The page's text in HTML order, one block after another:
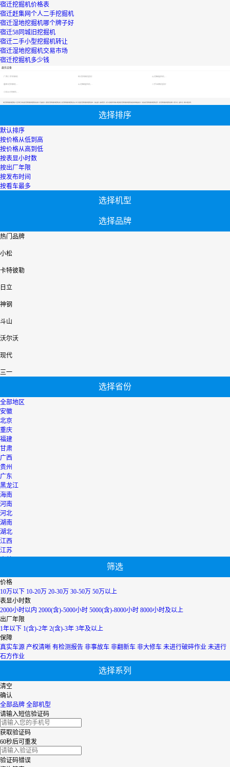
宿迁挖掘机价格表
宿迁赶集网个人二手挖掘机
宿迁湿地挖掘机哪个牌子好
宿迁58同城旧挖掘机
宿迁二手小型挖掘机转让
宿迁湿地挖掘机交易市场
宿迁挖掘机多少钱
最优设备
广西二手挖掘机 轮式挖掘机报价
二手压路机报价
【宿迁湿地挖掘机哪里便宜】专区为您汇总有关宿迁湿地挖掘机哪里便宜有关的二手设备信息，提供宿迁湿地挖掘机哪里便宜转让,宿迁湿地挖掘机哪里便宜买卖,市场,包括宿迁湿地挖掘机哪里便宜报价，热卖品牌，热卖地区等；还可以直接看到为您精心挑选的宿迁湿地挖掘机哪里便宜相关的机械设备信息，包括其宿迁湿地挖掘机哪里便宜型号、宿迁湿地挖掘机哪里便宜参数、机型介绍、品牌介绍、新机价格信息等；
选择排序
默认排序
按价格从低到高
按价格从高到低
按表显小时数
按出厂年限
按发布时间
按看车最多
选择机型
选择品牌
热门品牌
小松
卡特彼勒
日立
神钢
斗山
沃尔沃
现代
三一
选择省份
全部地区
安徽
北京
重庆
福建
甘肃
广西
贵州
广东
黑龙江
海南
河南
河北
湖南
湖北
江西
江苏
宁夏
内蒙古
青海
上海
陕西
山西
山东
四川
天津
台湾
新疆
香港
云南
浙江
筛选
价格
10万以下 10-20万 20-30万 30-50万 50万以上
表显小时数
2000小时以内 2000(含)-5000小时 5000(含)-8000小时 8000小时及以上
出厂年限
1年以下 1(含)-2年 2(含)-3年 3年及以上
保障
真实车源 产权清晰 有检测报告 非事故车 非翻新车 非大修车 未进行破碎作业 未进行
石方作业
选择系列
清空
确认
全部品牌 全部机型
请输入短信验证码
获取验证码
60秒后可重发
验证码错误